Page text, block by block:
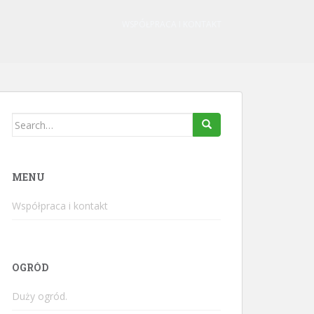
Search
MENU
Współpraca i kontakt
OGRÓD
Duży ogród.